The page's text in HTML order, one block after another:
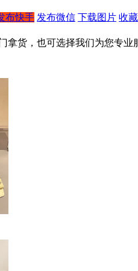
布快手 发布微信 下载图片 收
拿货，也可选择我们为您专业